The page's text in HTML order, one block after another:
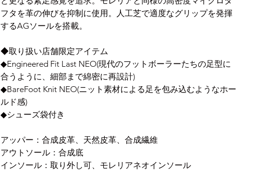
フタを革の伸びを抑制に使用。人工芝で適度なグリップを発揮
するAGソールを搭載。
◆取り扱い店舗限定アイテム
◆Engineered Fit Last NEO(現代のフットボーラーたちの足型に
合うように、細部まで綿密に再設計)
◆BareFoot Knit NEO(ニット素材による足を包み込むようなホー
ルド感)
◆シューズ袋付き
アッパー：合成皮革、天然皮革、合成繊維
アウトソール：合成底
インソール：取り外し可、モレリアネオインソール